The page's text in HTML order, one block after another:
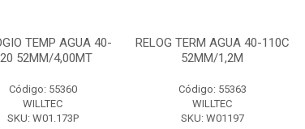
TEMP AGUA 40-
52MM/4,00MT
Código: 55360
WILLTEC
SKU: W01.173P
RELOG TERM AGUA 40-110C
52MM/1,2M
Código: 55363
WILLTEC
SKU: W01197